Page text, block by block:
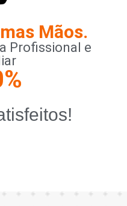
Mãos.
Profissional e
%